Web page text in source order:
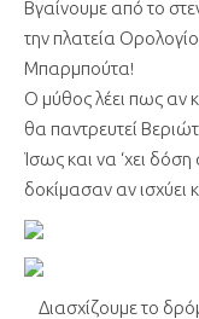
Βγαίνουμε από το
την πλατεία
Μπαρμπούτα!
Ο μύθος λέει πως αν
θα παντρευτεί
Ίσως και να ‘χει δόση
δοκίμασαν αν ισχύει
Διασχίζουμε το